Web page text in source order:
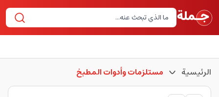
الرئيسية مستلزمات وأدوات المطبخ